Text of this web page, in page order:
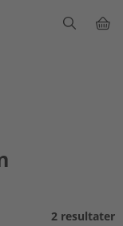
2 resultater